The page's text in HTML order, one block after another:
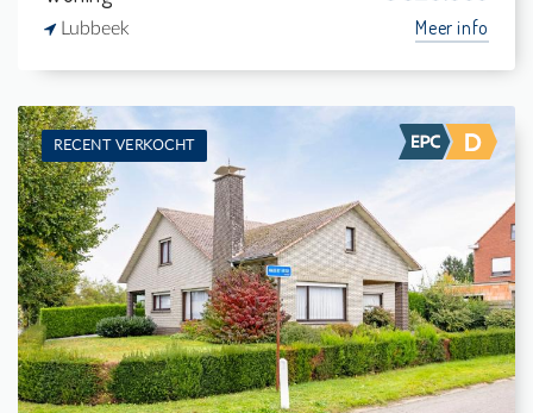
Lubbeek Meer info
RECENT VERKOCHT
Verkocht: Villa
4
980 m²
1
288 m²